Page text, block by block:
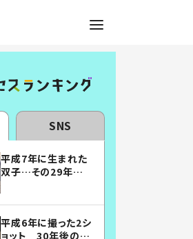
SNS
平成7年に生まれた
双子…その29年後
平成6年に撮った2シ
ョット 30年後の姿